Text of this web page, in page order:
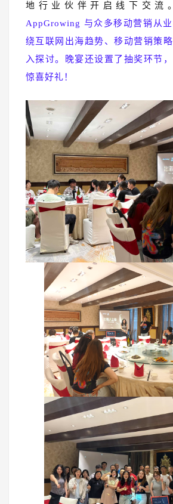
地行业伙伴开启线下交流
AppGrowing 与众多移动营销从
绕互联网出海趋势、移动营销策
入探讨。晚宴还设置了抽奖环节
惊喜好礼！